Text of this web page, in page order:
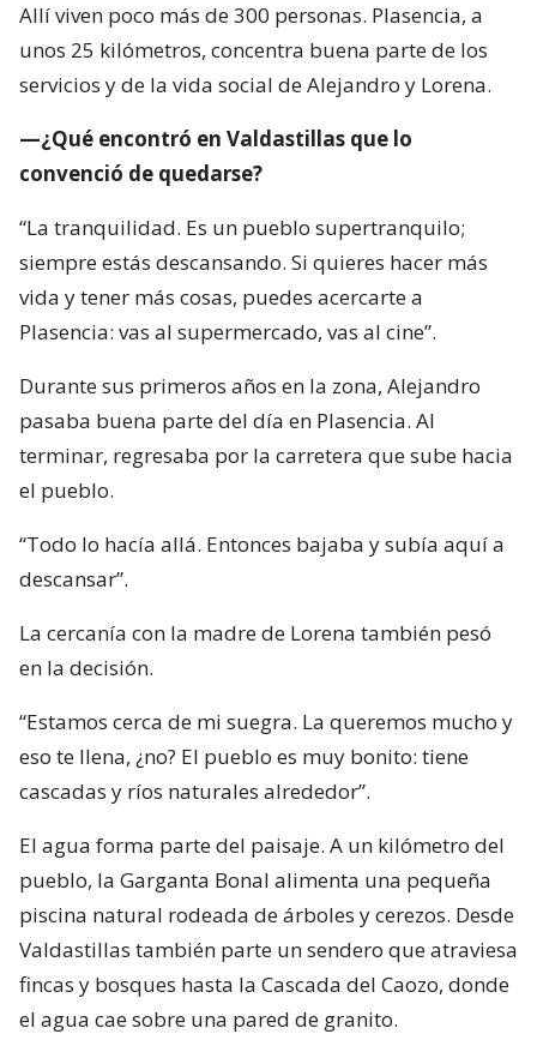
Allí viven poco más de 300 personas. Plasencia, a
unos 25 kilómetros, concentra buena parte de los
servicios y de la vida social de Alejandro y Lorena.
—¿Qué encontró en Valdastillas que lo
convenció de quedarse?
“La tranquilidad. Es un pueblo supertranquilo;
siempre estás descansando. Si quieres hacer más
vida y tener más cosas, puedes acercarte a
Plasencia: vas al supermercado, vas al cine”.
Durante sus primeros años en la zona, Alejandro
pasaba buena parte del día en Plasencia. Al
terminar, regresaba por la carretera que sube hacia
el pueblo.
“Todo lo hacía allá. Entonces bajaba y subía aquí a
descansar”.
La cercanía con la madre de Lorena también pesó
en la decisión.
“Estamos cerca de mi suegra. La queremos mucho y
eso te llena, ¿no? El pueblo es muy bonito: tiene
cascadas y ríos naturales alrededor”.
El agua forma parte del paisaje. A un kilómetro del
pueblo, la Garganta Bonal alimenta una pequeña
piscina natural rodeada de árboles y cerezos. Desde
Valdastillas también parte un sendero que atraviesa
fincas y bosques hasta la Cascada del Caozo, donde
el agua cae sobre una pared de granito.